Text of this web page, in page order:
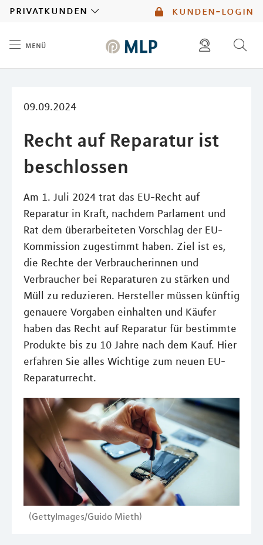
kunden-login
privatkunden
menü
09.09.2024
Recht auf Reparatur ist
beschlossen
Am 1. Juli 2024 trat das EU-Recht auf
Reparatur in Kraft, nachdem Parlament und
Rat dem überarbeiteten Vorschlag der EU-
Kommission zugestimmt haben. Ziel ist es,
die Rechte der Verbraucherinnen und
Verbraucher bei Reparaturen zu stärken und
Müll zu reduzieren. Hersteller müssen künftig
genauere Vorgaben einhalten und Käufer
haben das Recht auf Reparatur für bestimmte
Produkte bis zu 10 Jahre nach dem Kauf. Hier
erfahren Sie alles Wichtige zum neuen EU-
Reparaturrecht.
(GettyImages/Guido Mieth)